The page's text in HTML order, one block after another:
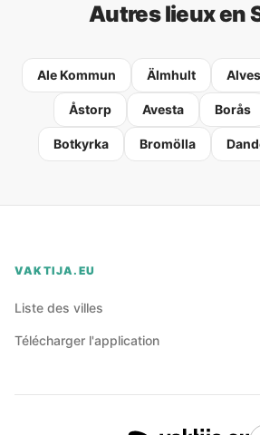
Autres lieux en
Ale Kommun Älmhult
Åstorp Avesta Borås
Botkyrka Bromölla
VAKTIJA.EU
Liste des villes
Télécharger l'application